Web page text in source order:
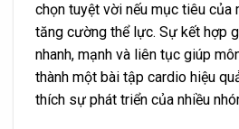
chọn tuyệt vời nếu mục tiêu của
tăng cường thể lực. Sự kết hợp
nhanh, mạnh và liên tục giúp
thành một bài tập cardio hiệu
thích sự phát triển của nhiều